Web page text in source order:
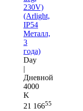
230V)
(Arlight,
IP54
Металл,
3
года)
Day
|
Дневной
4000
K
21 16655